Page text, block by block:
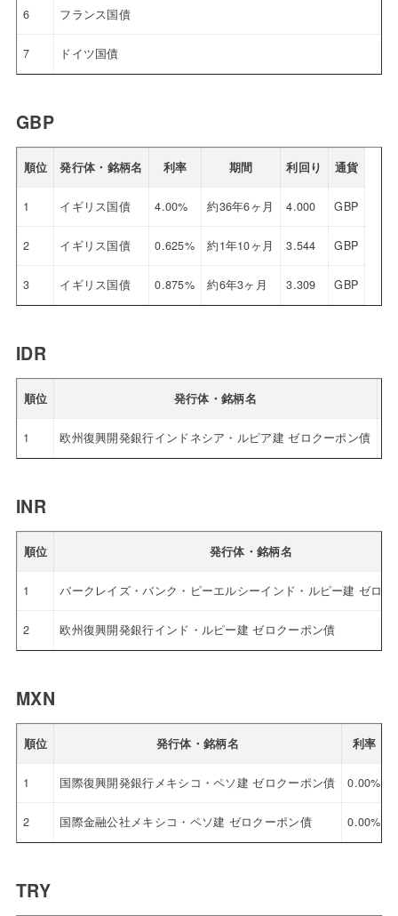
6 フランス国債
7 ドイツ国債
GBP
順位 発行体・銘柄名 利率 期間 利回り 通貨
1 イギリス国債 4.00% 約36年6ヶ月 4.000 GBP
2 イギリス国債 0.625% 約1年10ヶ月 3.544 GBP
3 イギリス国債 0.875% 約6年3ヶ月 3.309 GBP
IDR
順位 発行体・銘柄名
1 欧州復興開発銀行インドネシア・ルピア建 ゼロクーポン債
INR
順位 発行体・銘柄名
1 バークレイズ・バンク・ピーエルシーインド・ルピー建 ゼロク
2 欧州復興開発銀行インド・ルピー建 ゼロクーポン債
MXN
順位 発行体・銘柄名 利率
1 国際復興開発銀行メキシコ・ペソ建 ゼロクーポン債 0.00%
2 国際金融公社メキシコ・ペソ建 ゼロクーポン債 0.00%
TRY